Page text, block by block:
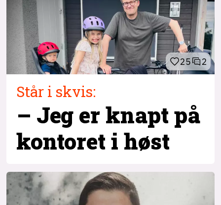
25 2
Står i skvis:
– Jeg er knapt på
kontoret i høst